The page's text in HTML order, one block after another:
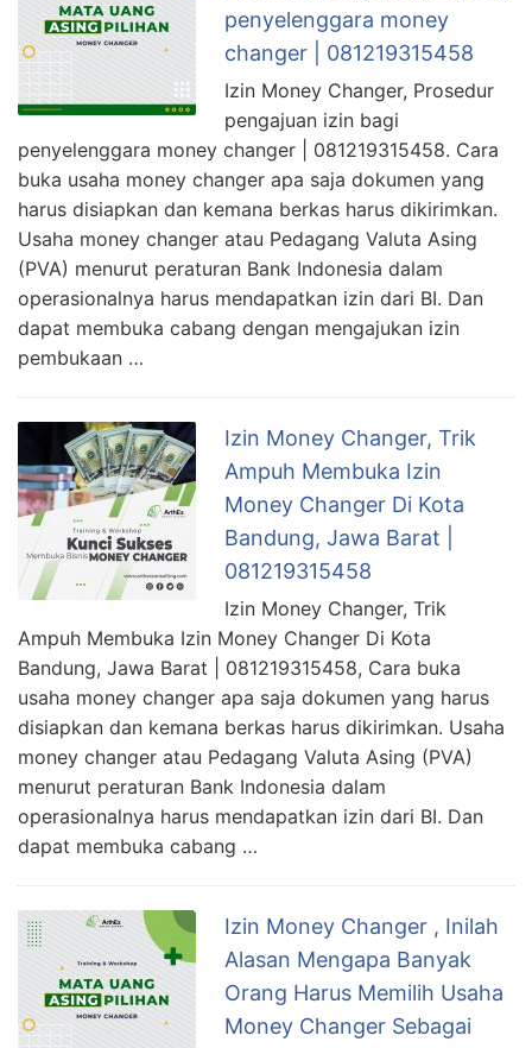
penyelenggara money
changer | 081219315458
Izin Money Changer, Prosedur
pengajuan izin bagi
penyelenggara money changer | 081219315458. Cara
buka usaha money changer apa saja dokumen yang
harus disiapkan dan kemana berkas harus dikirimkan.
Usaha money changer atau Pedagang Valuta Asing
(PVA) menurut peraturan Bank Indonesia dalam
operasionalnya harus mendapatkan izin dari BI. Dan
dapat membuka cabang dengan mengajukan izin
pembukaan …
Izin Money Changer, Trik
Ampuh Membuka Izin
Money Changer Di Kota
Bandung, Jawa Barat |
081219315458
Izin Money Changer, Trik
Ampuh Membuka Izin Money Changer Di Kota
Bandung, Jawa Barat | 081219315458, Cara buka
usaha money changer apa saja dokumen yang harus
disiapkan dan kemana berkas harus dikirimkan. Usaha
money changer atau Pedagang Valuta Asing (PVA)
menurut peraturan Bank Indonesia dalam
operasionalnya harus mendapatkan izin dari BI. Dan
dapat membuka cabang …
Izin Money Changer , Inilah
Alasan Mengapa Banyak
Orang Harus Memilih Usaha
Money Changer Sebagai